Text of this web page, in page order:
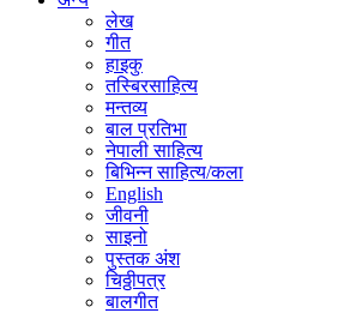
लेख
गीत
हाइकु
तस्बिरसाहित्य
मन्तव्य
बाल प्रतिभा
नेपाली साहित्य
बिभिन्न साहित्य/कला
English
जीवनी
साइनो
पुस्तक अंश
चिठ्ठीपत्र
बालगीत